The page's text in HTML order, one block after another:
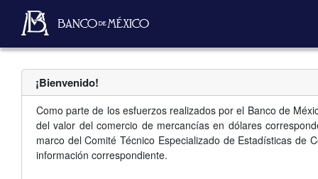
¡Bienvenido!
Como parte de los esfuerzos realizados por el Banco de
del valor del comercio de mercancías en dólares
marco del Comité Técnico Especializado de Estadísticas de
información correspondiente.